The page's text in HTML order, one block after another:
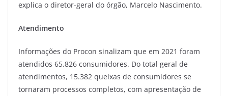
explica o diretor-geral do órgão, Marcelo Nascimento.
Atendimento
Informações do Procon sinalizam que em 2021 foram
atendidos 65.826 consumidores. Do total geral de
atendimentos, 15.382 queixas de consumidores se
tornaram processos completos, com apresentação de